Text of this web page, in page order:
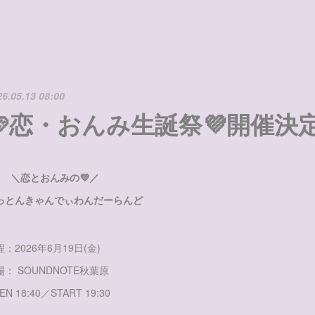
08:00
恋・おんみ生誕祭💜開催決
とおんみの💜／
とんきゃんでぃわんだーらんど
：2026年6月19日(金)
： SOUNDNOTE秋葉原
18:40／START 19:30